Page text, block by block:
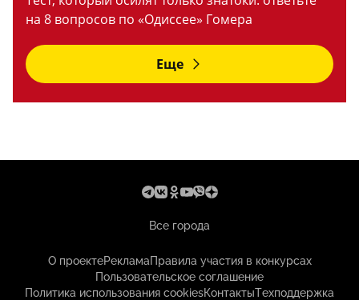
на 8 вопросов по «Одиссее» Гомера
Еще
Все города
О проектеРекламаПравила участия в конкурсах
Пользовательское соглашение
Политика использования cookiesКонтактыТехподдержка